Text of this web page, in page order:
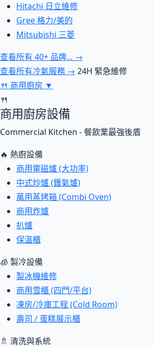
Hitachi 日立維修
Gree 格力/美的
Mitsubishi 三菱
查看所有 40+ 品牌... →
查看所有冷氣服務 → 24H 緊急維修
🍴 商用廚房 ▼
🍴
商用廚房設備
Commercial Kitchen - 餐飲業最強後盾
🔥 熱廚設備
商用電磁爐 (大功率)
中式炒爐 (鑊氣爐)
萬用蒸烤箱 (Combi Oven)
商用炸爐
扒爐
保溫櫃
🧊 製冷設備
製冰機維修
商用雪櫃 (四門/平台)
凍房/冷庫工程 (Cold Room)
壽司 / 蛋糕展示櫃
🚿 清洗與系統